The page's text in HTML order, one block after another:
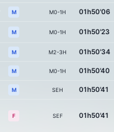
M M0-1H 01h50'06
M M0-1H 01h50'23
M M2-3H 01h50'34
M M0-1H 01h50'40
M SEH 01h50'41
F SEF 01h50'41